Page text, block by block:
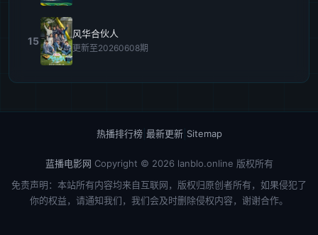
15
风华合伙人
更新至20260608期
热播排行榜| 最新更新| Sitemap
蓝播电影网 Copyright © 2026 lanblo.online 版权所有
免责声明：本站所有内容均来自互联网，版权归原创者所有，如果侵犯了
你的权益，请通知我们，我们会及时删除侵权内容，谢谢合作。